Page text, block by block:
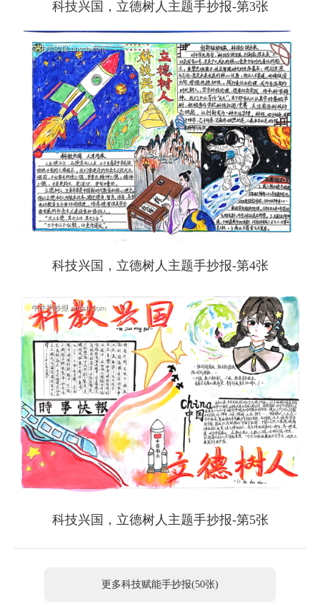
科技兴国，立德树人主题手抄报-第3张
科技兴国，立德树人主题手抄报-第4张
科技兴国，立德树人主题手抄报-第5张
更多科技赋能手抄报(50张)